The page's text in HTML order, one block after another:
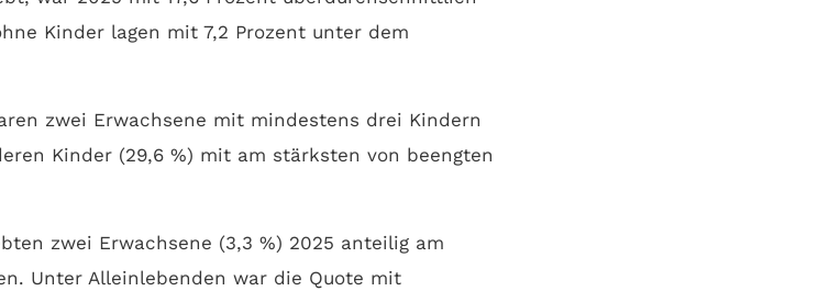
Kinder lagen mit 7,2 Prozent unter dem
zwei Erwachsene mit mindestens drei Kindern
Kinder (29,6 %) mit am stärksten von beengten
zwei Erwachsene (3,3 %) 2025 anteilig am
Unter Alleinlebenden war die Quote mit